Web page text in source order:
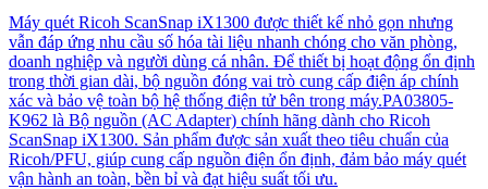
Máy quét Ricoh ScanSnap iX1300 được thiết kế nhỏ gọn nhưng
vẫn đáp ứng nhu cầu số hóa tài liệu nhanh chóng cho văn phòng,
doanh nghiệp và người dùng cá nhân. Để thiết bị hoạt động ổn định
trong thời gian dài, bộ nguồn đóng vai trò cung cấp điện áp chính
xác và bảo vệ toàn bộ hệ thống điện tử bên trong máy.PA03805-
K962 là Bộ nguồn (AC Adapter) chính hãng dành cho Ricoh
ScanSnap iX1300. Sản phẩm được sản xuất theo tiêu chuẩn của
Ricoh/PFU, giúp cung cấp nguồn điện ổn định, đảm bảo máy quét
vận hành an toàn, bền bỉ và đạt hiệu suất tối ưu.